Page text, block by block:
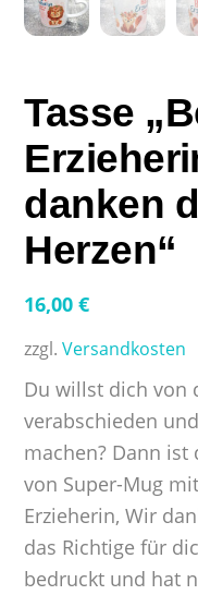
Tasse
danken
Herzen“
16,00€
zzgl.Versandkosten
Du willst dich von
verabschieden
machen? Dann ist
von Super-Mug
Erzieherin, Wir
das Richtige für
bedruckt und hat